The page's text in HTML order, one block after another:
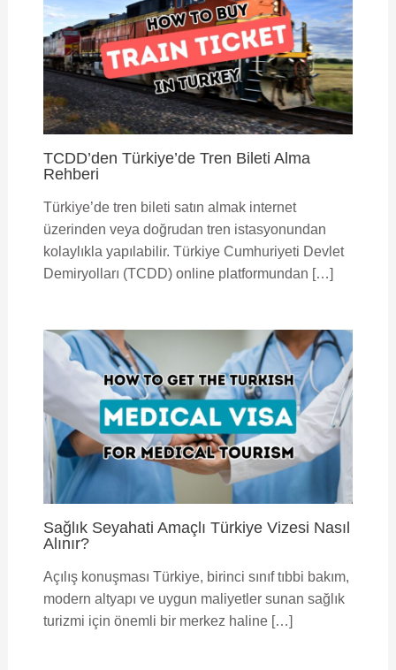
TCDD’den Türkiye’de Tren Bileti Alma
Rehberi
Türkiye’de tren bileti satın almak internet
üzerinden veya doğrudan tren istasyonundan
kolaylıkla yapılabilir. Türkiye Cumhuriyeti Devlet
Demiryolları (TCDD) online platformundan […]
Sağlık Seyahati Amaçlı Türkiye Vizesi Nasıl
Alınır?
Açılış konuşması Türkiye, birinci sınıf tıbbi bakım,
modern altyapı ve uygun maliyetler sunan sağlık
turizmi için önemli bir merkez haline […]